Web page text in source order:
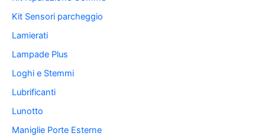
Kit Sensori parcheggio
Lamierati
Lampade Plus
Loghi e Stemmi
Lubrificanti
Lunotto
Maniglie Porte Esterne